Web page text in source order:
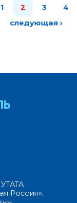
1 2 3
4
следующая ›
Россия».